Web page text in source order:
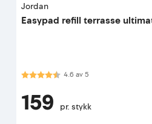
Jordan
Easypad refill terrasse
Karakter:4.6 av 5 mulige
4.6 av5
159 pr. stykk